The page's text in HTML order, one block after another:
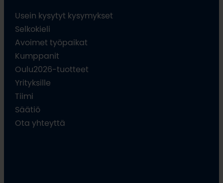
Usein kysytyt kysymykset
Selkokieli
Avoimet työpaikat
Kumppanit
Oulu2026-tuotteet
Yrityksille
Tiimi
Säätiö
Ota yhteyttä